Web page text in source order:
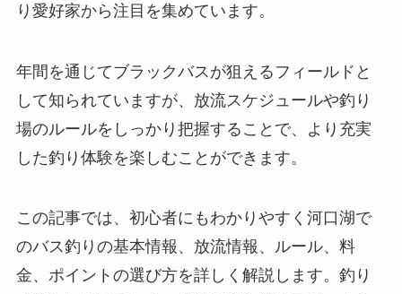
り愛好家から注目を集めています。
年間を通じてブラックバスが狙えるフィールドと
して知られていますが、放流スケジュールや釣り
場のルールをしっかり把握することで、より充実
した釣り体験を楽しむことができます。
この記事では、初心者にもわかりやすく河口湖で
のバス釣りの基本情報、放流情報、ルール、料
金、ポイントの選び方を詳しく解説します。釣り